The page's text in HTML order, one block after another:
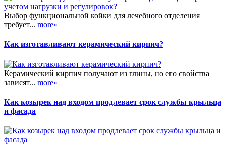
Выбор функциональной койки для лечебного отделения
требует... more»
Как изготавливают керамический кирпич?
Керамический кирпич получают из глины, но его свойства
зависят... more»
Как козырек над входом продлевает срок службы крыльца
и фасада